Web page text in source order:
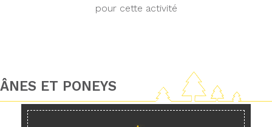
pour cette activité
ÂNES ET PONEYS